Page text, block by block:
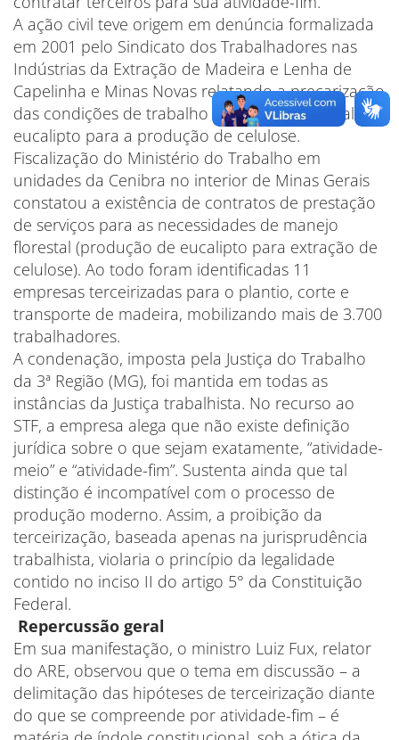
A ação civil teve origem em denúncia formalizada
em 2001 pelo Sindicato dos Trabalhadores nas
Indústrias da Extração de Madeira e Lenha de
Capelinha e Minas Novas relatando a precarização
das condições de trabalho no manejo florestal do
eucalipto para a produção de celulose.
Fiscalização do Ministério do Trabalho em
unidades da Cenibra no interior de Minas Gerais
constatou a existência de contratos de prestação
de serviços para as necessidades de manejo
florestal (produção de eucalipto para extração de
celulose). Ao todo foram identificadas 11
empresas terceirizadas para o plantio, corte e
transporte de madeira, mobilizando mais de 3.700
trabalhadores.
A condenação, imposta pela Justiça do Trabalho
da 3ª Região (MG), foi mantida em todas as
instâncias da Justiça trabalhista. No recurso ao
STF, a empresa alega que não existe definição
jurídica sobre o que sejam exatamente, “atividade-
meio” e “atividade-fim”. Sustenta ainda que tal
distinção é incompatível com o processo de
produção moderno. Assim, a proibição da
terceirização, baseada apenas na jurisprudência
trabalhista, violaria o princípio da legalidade
contido no inciso II do artigo 5° da Constituição
Federal.
Repercussão geral
Em sua manifestação, o ministro Luiz Fux, relator
do ARE, observou que o tema em discussão – a
delimitação das hipóteses de terceirização diante
do que se compreende por atividade-fim – é